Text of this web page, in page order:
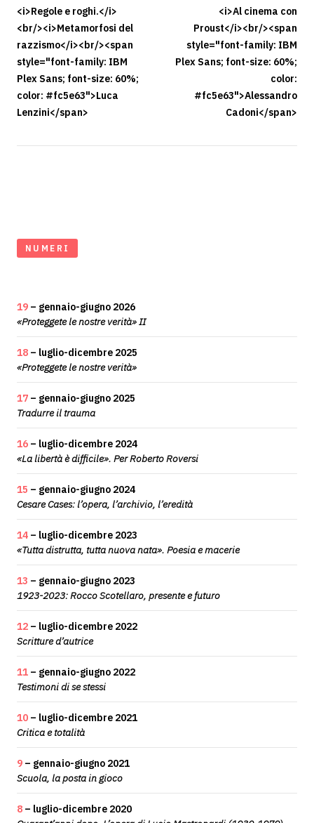
<i>Regole e roghi.</i>
<br/><i>Metamorfosi del
razzismo</i><br/><span
style="font-family: IBM
Plex Sans; font-size: 60%;
color: #fc5e63">Luca
Lenzini</span>
<i>Al cinema con
Proust</i><br/><span
style="font-family: IBM
Plex Sans; font-size: 60%;
color:
#fc5e63">Alessandro
Cadoni</span>
NUMERI
19 – gennaio-giugno 2026
«Proteggete le nostre verità» II
18 – luglio-dicembre 2025
«Proteggete le nostre verità»
17 – gennaio-giugno 2025
Tradurre il trauma
16 – luglio-dicembre 2024
«La libertà è difficile». Per Roberto Roversi
15 – gennaio-giugno 2024
Cesare Cases: l’opera, l’archivio, l’eredità
14 – luglio-dicembre 2023
«Tutta distrutta, tutta nuova nata». Poesia e macerie
13 – gennaio-giugno 2023
1923-2023: Rocco Scotellaro, presente e futuro
12 – luglio-dicembre 2022
Scritture d’autrice
11 – gennaio-giugno 2022
Testimoni di se stessi
10 – luglio-dicembre 2021
Critica e totalità
9 – gennaio-giugno 2021
Scuola, la posta in gioco
8 – luglio-dicembre 2020